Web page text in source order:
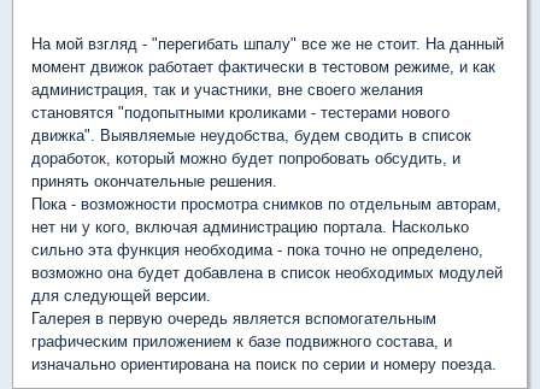
На мой взгляд - "перегибать шпалу" все же не стоит. На данный
момент движок работает фактически в тестовом режиме, и как
администрация, так и участники, вне своего желания
становятся "подопытными кроликами - тестерами нового
движка". Выявляемые неудобства, будем сводить в список
доработок, который можно будет попробовать обсудить, и
принять окончательные решения.
Пока - возможности просмотра снимков по отдельным авторам,
нет ни у кого, включая администрацию портала. Насколько
сильно эта функция необходима - пока точно не определено,
возможно она будет добавлена в список необходимых модулей
для следующей версии.
Галерея в первую очередь является вспомогательным
графическим приложением к базе подвижного состава, и
изначально ориентирована на поиск по серии и номеру поезда.